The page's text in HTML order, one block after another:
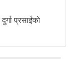
प्रसाईंको